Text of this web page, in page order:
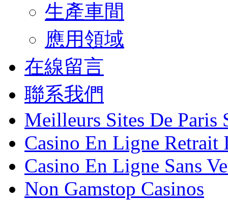
生產車間
應用領域
在線留言
聯系我們
Meilleurs Sites De Paris
Casino En Ligne Retrait
Casino En Ligne Sans
Non Gamstop Casinos